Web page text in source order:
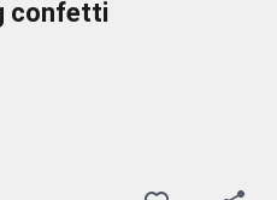
confetti